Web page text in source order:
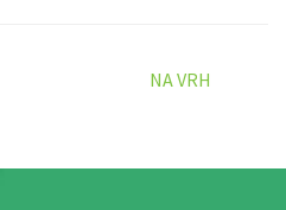
NA VRH